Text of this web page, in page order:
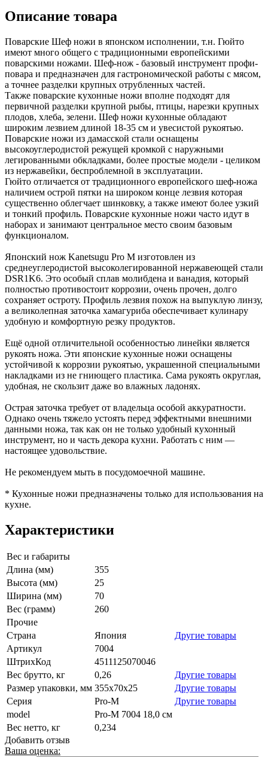
Описание товара
Поварские Шеф ножи в японском исполнении, т.н. Гюйто
имеют много общего с традиционными европейскими
поварскими ножами. Шеф-нож - базовый инструмент профи-
повара и предназначен для гастрономической работы с мясом,
а точнее разделки крупных отрубленных частей.
Также поварские кухонные ножи вполне подходят для
первичной разделки крупной рыбы, птицы, нарезки крупных
плодов, хлеба, зелени. Шеф ножи кухонные обладают
широким лезвием длиной 18-35 см и увесистой рукоятью.
Поварские ножи из дамасской стали оснащены
высокоуглеродистой режущей кромкой с наружными
легированными обкладками, более простые модели - целиком
из нержавейки, беспроблемной в эксплуатации.
Гюйто отличается от традиционного европейского шеф-ножа
наличием острой пятки на широком конце лезвия которая
существенно облегчает шинковку, а также имеют более узкий
и тонкий профиль. Поварские кухонные ножи часто идут в
наборах и занимают центральное место своим базовым
функционалом.
Японский нож Kanetsugu Pro М изготовлен из
среднеуглеродистой высоколегированной нержавеющей стали
DSR1K6. Это особый сплав молибдена и ванадия, который
полностью противостоит коррозии, очень прочен, долго
сохраняет остроту. Профиль лезвия похож на выпуклую линзу,
а великолепная заточка хамагуриба обеспечивает кулинару
удобную и комфортную резку продуктов.
Ещё одной отличительной особенностью линейки является
рукоять ножа. Эти японские кухонные ножи оснащены
устойчивой к коррозии рукоятью, украшенной специальными
накладками из не гниющего пластика. Сама рукоять округлая,
удобная, не скользит даже во влажных ладонях.
Острая заточка требует от владельца особой аккуратности.
Однако очень тяжело устоять перед эффектными внешними
данными ножа, так как он не только удобный кухонный
инструмент, но и часть декора кухни. Работать с ним —
настоящее удовольствие.
Не рекомендуем мыть в посудомоечной машине.
* Кухонные ножи предназначены только для использования на
кухне.
Характеристики
Вес и габариты
Длина (мм)
355
Высота (мм)
25
Ширина (мм)
70
Вес (грамм)
260
Прочие
Страна
Япония
Другие товары
Артикул
7004
ШтрихКод
4511125070046
Вес брутто, кг
0,26
Другие товары
Размер упаковки, мм 355x70x25
Другие товары
Серия
Pro-M
Другие товары
model
Pro-M 7004 18,0 см
Вес нетто, кг
0,234
Добавить отзыв
Ваша оценка: